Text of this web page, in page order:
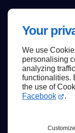
Your
We use
personalising
analyzing
functionalities.
the use of
Facebook
.
Customize